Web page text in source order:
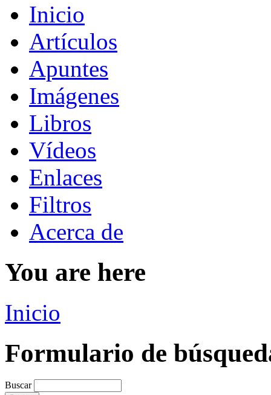
Inicio
Artículos
Apuntes
Imágenes
Libros
Vídeos
Enlaces
Filtros
Acerca de
You are here
Inicio
Formulario de
Buscar